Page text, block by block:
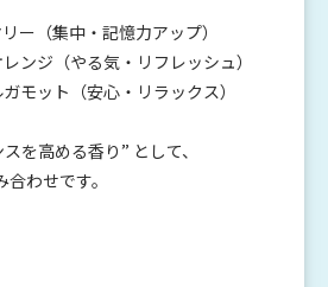
ー（集中・記憶力アップ）
ンジ（やる気・リフレッシュ）
モット（安心・リラックス）
を高める香り” として、
わせです。